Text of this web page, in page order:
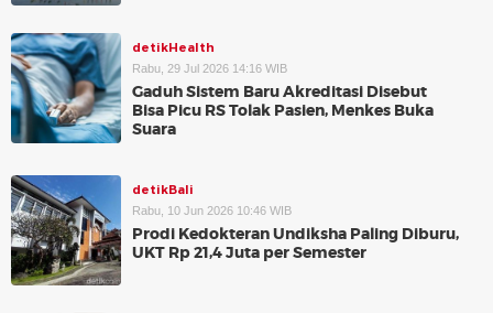
detikHealth
Rabu, 29 Jul 2026 14:16 WIB
Gaduh Sistem Baru Akreditasi Disebut
Bisa Picu RS Tolak Pasien, Menkes Buka
Suara
detikBali
Rabu, 10 Jun 2026 10:46 WIB
Prodi Kedokteran Undiksha Paling Diburu,
UKT Rp 21,4 Juta per Semester